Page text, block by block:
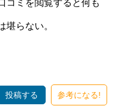
コミを閲覧すると何も
堪らない。
投稿する 参考になる!